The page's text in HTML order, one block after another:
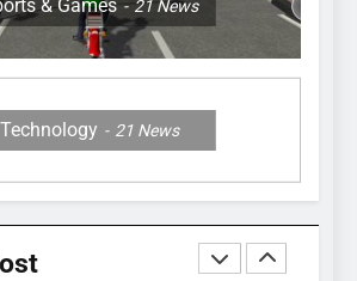
& Games 21 News
Technology 21 News
12 Fakta Memukau dari
Jerapah
ANIMALS
Antelope, Si Antelop